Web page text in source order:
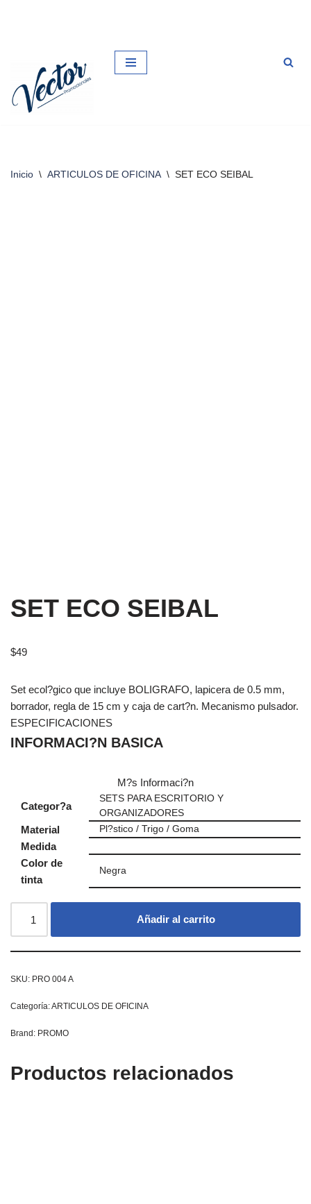
contenido
Inicio \ ARTICULOS DE OFICINA \ SET ECO SEIBAL
SET ECO SEIBAL
$49
Set ecol?gico que incluye BOLIGRAFO, lapicera de 0.5 mm,
borrador, regla de 15 cm y caja de cart?n. Mecanismo pulsador.
ESPECIFICACIONES
INFORMACI?N BASICA
M?s Informaci?n
Categor?a
SETS PARA ESCRITORIO Y
ORGANIZADORES
Material Pl?stico / Trigo / Goma
Medida
Color de
tinta
Negra
Añadir al carrito
SKU: PRO 004 A
Categoría:ARTICULOS DE OFICINA
Brand: PROMO
Productos relacionados